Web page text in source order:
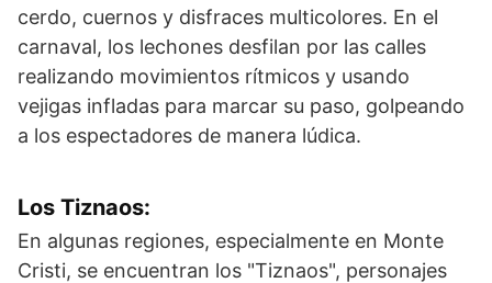
cerdo, cuernos y disfraces multicolores. En el
carnaval, los lechones desfilan por las calles
realizando movimientos rítmicos y usando
vejigas infladas para marcar su paso, golpeando
a los espectadores de manera lúdica.
Los Tiznaos:
En algunas regiones, especialmente en Monte
Cristi, se encuentran los "Tiznaos", personajes